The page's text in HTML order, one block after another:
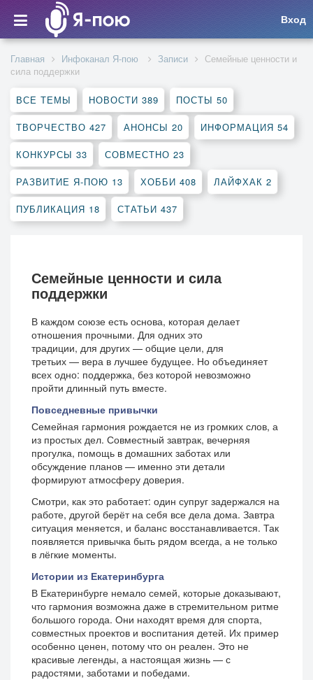
Вход
Главная Инфоканал Я-пою Записи
Семейные ценности и
сила поддержки
ВСЕ ТЕМЫ НОВОСТИ 389 ПОСТЫ 50
ТВОРЧЕСТВО 427 АНОНСЫ 20 ИНФОРМАЦИЯ 54
КОНКУРСЫ 33 СОВМЕСТНО 23
РАЗВИТИЕ Я-ПОЮ 13 ХОББИ 408 ЛАЙФХАК 2
ПУБЛИКАЦИЯ 18 СТАТЬИ 437
Семейные ценности и сила
поддержки
В каждом союзе есть основа, которая делает
отношения прочными. Для одних это
традиции, для других — общие цели, для
третьих — вера в лучшее будущее. Но объединяет
всех одно: поддержка, без которой невозможно
пройти длинный путь вместе.
Повседневные привычки
Семейная гармония рождается не из громких слов, а
из простых дел. Совместный завтрак, вечерняя
прогулка, помощь в домашних заботах или
обсуждение планов — именно эти детали
формируют атмосферу доверия.
Смотри, как это работает: один супруг задержался на
работе, другой берёт на себя все дела дома. Завтра
ситуация меняется, и баланс восстанавливается. Так
появляется привычка быть рядом всегда, а не только
в лёгкие моменты.
Истории из Екатеринбурга
В Екатеринбурге немало семей, которые доказывают,
что гармония возможна даже в стремительном ритме
большого города. Они находят время для спорта,
совместных проектов и воспитания детей. Их пример
особенно ценен, потому что он реален. Это не
красивые легенды, а настоящая жизнь — с
радостями, заботами и победами.